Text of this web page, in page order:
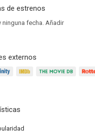
de estrenos
ninguna fecha.Añadir
externos